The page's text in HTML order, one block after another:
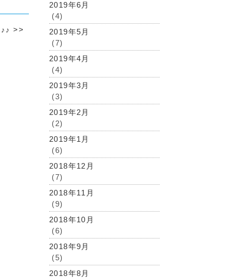
♪♪>>
2019年6月
(4)
2019年5月
(7)
2019年4月
(4)
2019年3月
(3)
2019年2月
(2)
2019年1月
(6)
2018年12月
(7)
2018年11月
(9)
2018年10月
(6)
2018年9月
(5)
2018年8月